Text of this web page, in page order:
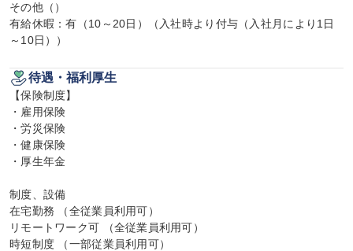
その他（）
有給休暇：有（10～20日）（入社時より付与（入社月により1日
～10日））
待遇・福利厚生
【保険制度】
・雇用保険
・労災保険
・健康保険
・厚生年金
制度、設備
在宅勤務 （全従業員利用可）
リモートワーク可 （全従業員利用可）
時短制度 （一部従業員利用可）